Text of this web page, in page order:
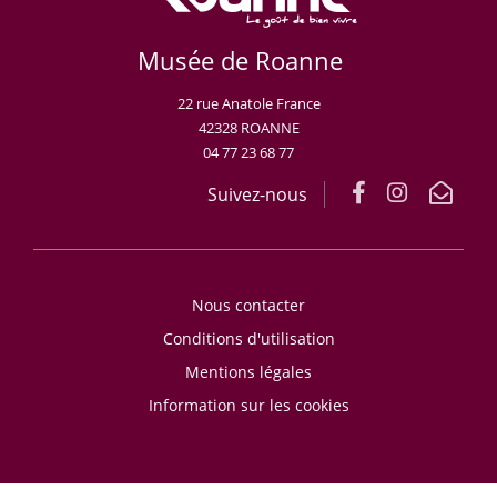
Musée de Roanne
22 rue Anatole France
42328 ROANNE
04 77 23 68 77
Suivez-nous
Nous contacter
Conditions d'utilisation
Mentions légales
Information sur les cookies